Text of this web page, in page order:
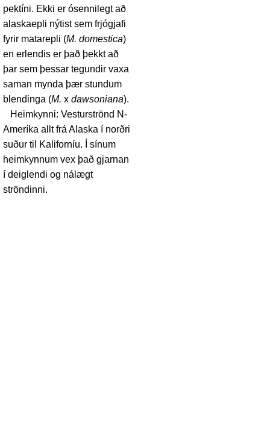
pektíni. Ekki er ósennilegt að
alaskaepli nýtist sem frjógjafi
fyrir matarepli (M. domestica)
en erlendis er það þekkt að
þar sem þessar tegundir vaxa
saman mynda þær stundum
blendinga (M. x dawsoniana).
Heimkynni: Vesturströnd N-
Ameríka allt frá Alaska í norðri
suður til Kaliforníu. Í sínum
heimkynnum vex það gjarnan
í deiglendi og nálægt
ströndinni.